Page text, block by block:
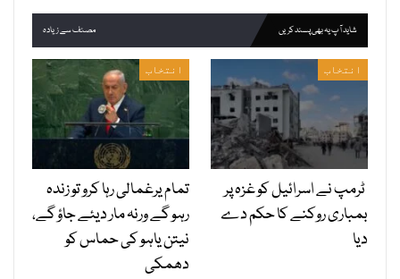
شاید آپ یہ بھی پسند کریں مصنف سے زیادہ
انتخاب
ٹرمپ نے اسرائیل کو غزہ پر
بمباری روکنے کا حکم دے
دیا
انتخاب
تمام یرغمالی رہا کرو تو زندہ
رہو گے ورنہ مار دیئے جاؤ گے،
نیتن یاہو کی حماس کو
دھمکی